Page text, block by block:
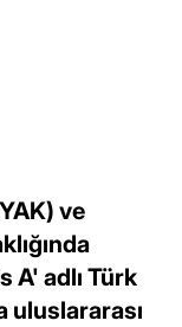
ve
A' adlı Türk
uluslararası